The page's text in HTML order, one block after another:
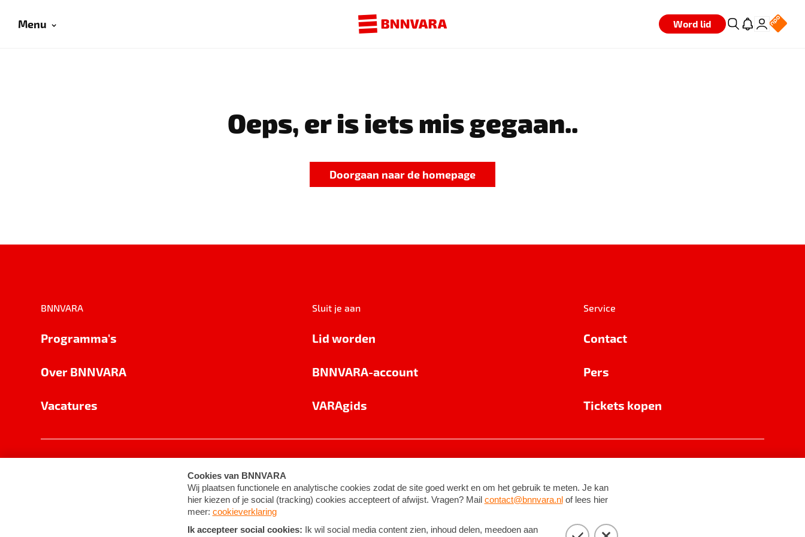
Menu Word lid
Oeps, er is iets mis gegaan..
Doorgaan naar de homepage
BNNVARA
Programma's
Over BNNVARA
Vacatures
Sluit je aan
Lid worden
BNNVARA-account
VARAgids
Service
Contact
Pers
Tickets kopen
Cookie-instellingen Algemene voorwaarden ©2026BNNVARA